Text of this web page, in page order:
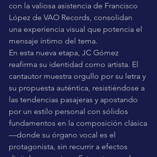
con la valiosa asistencia de Francisco
López de VAO Records, consolidan
una experiencia visual que potencia el
mensaje íntimo del tema.
En esta nueva etapa, JC Gómez
reafirma su identidad como artista. El
cantautor muestra orgullo por su letra y
su propuesta auténtica, resistiéndose a
las tendencias pasajeras y apostando
por un estilo personal con sólidos
fundamentos en la composición clásica
—donde su órgano vocal es el
protagonista, sin recurrir a efectos